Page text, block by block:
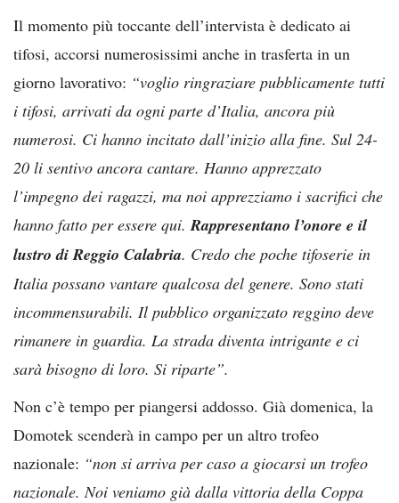
Il momento più toccante dell’intervista è dedicato ai
tifosi, accorsi numerosissimi anche in trasferta in un
giorno lavorativo: “voglio ringraziare pubblicamente tutti
i tifosi, arrivati da ogni parte d’Italia, ancora più
numerosi. Ci hanno incitato dall’inizio alla fine. Sul 24-
20 li sentivo ancora cantare. Hanno apprezzato
l’impegno dei ragazzi, ma noi apprezziamo i sacrifici che
hanno fatto per essere qui.Rappresentano l’onore e il
lustro di Reggio Calabria. Credo che poche tifoserie in
Italia possano vantare qualcosa del genere. Sono stati
incommensurabili. Il pubblico organizzato reggino deve
rimanere in guardia. La strada diventa intrigante e ci
sarà bisogno di loro. Si riparte”.
Non c’è tempo per piangersi addosso. Già domenica, la
Domotek scenderà in campo per un altro trofeo
nazionale: “non si arriva per caso a giocarsi un trofeo
nazionale. Noi veniamo già dalla vittoria della Coppa